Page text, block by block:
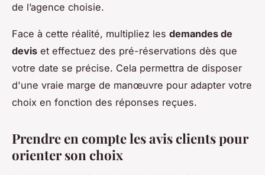
de l’agence choisie.
Face à cette réalité, multipliez les demandes de
devis et effectuez des pré-réservations dès que
votre date se précise. Cela permettra de disposer
d'une vraie marge de manœuvre pour adapter votre
choix en fonction des réponses reçues.
Prendre en compte les avis clients pour
orienter son choix